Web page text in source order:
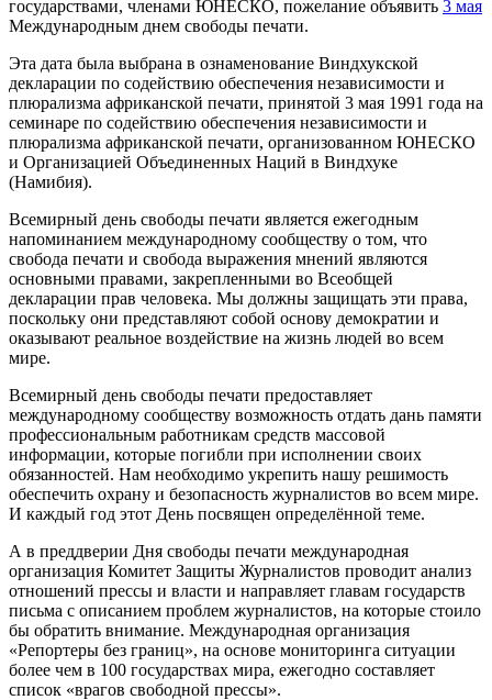
государствами, членами ЮНЕСКО, пожелание объявить 3 мая
Международным днем свободы печати.
Эта дата была выбрана в ознаменование Виндхукской
декларации по содействию обеспечения независимости и
плюрализма африканской печати, принятой 3 мая 1991 года на
семинаре по содействию обеспечения независимости и
плюрализма африканской печати, организованном ЮНЕСКО
и Организацией Объединенных Наций в Виндхуке
(Намибия).
Всемирный день свободы печати является ежегодным
напоминанием международному сообществу о том, что
свобода печати и свобода выражения мнений являются
основными правами, закрепленными во Всеобщей
декларации прав человека. Мы должны защищать эти права,
поскольку они представляют собой основу демократии и
оказывают реальное воздействие на жизнь людей во всем
мире.
Всемирный день свободы печати предоставляет
международному сообществу возможность отдать дань памяти
профессиональным работникам средств массовой
информации, которые погибли при исполнении своих
обязанностей. Нам необходимо укрепить нашу решимость
обеспечить охрану и безопасность журналистов во всем мире.
И каждый год этот День посвящен определённой теме.
А в преддверии Дня свободы печати международная
организация Комитет Защиты Журналистов проводит анализ
отношений прессы и власти и направляет главам государств
письма с описанием проблем журналистов, на которые стоило
бы обратить внимание. Международная организация
«Репортеры без границ», на основе мониторинга ситуации
более чем в 100 государствах мира, ежегодно составляет
список «врагов свободной прессы».